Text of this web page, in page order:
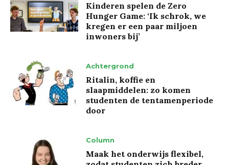
Kinderen spelen de Zero
Hunger Game: ‘Ik schrok, we
kregen er een paar miljoen
inwoners bij’
Achtergrond
Ritalin, koffie en
slaapmiddelen: zo komen
studenten de tentamenperiode
door
Column
Maak het onderwijs flexibel,